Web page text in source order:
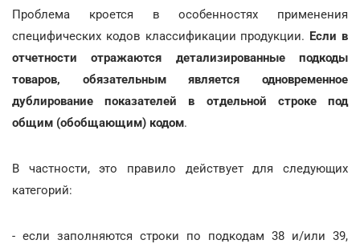
Проблема кроется в особенностях применения
специфических кодов классификации продукции. Если в
отчетности отражаются детализированные подкоды
товаров, обязательным является одновременное
дублирование показателей в отдельной строке под
общим (обобщающим) кодом.
В частности, это правило действует для следующих
категорий:
- если заполняются строки по подкодам 38 и/или 39,